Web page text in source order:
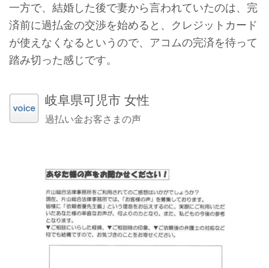
一方で、結婚した後で妻から言われていたのは、完
済前に過払金の交渉を始めると、クレジットカード
が使えなくなるというので、アコムの完済を待って
踏み切った感じです。
岐阜県可児市 女性
過払い金お客さまの声